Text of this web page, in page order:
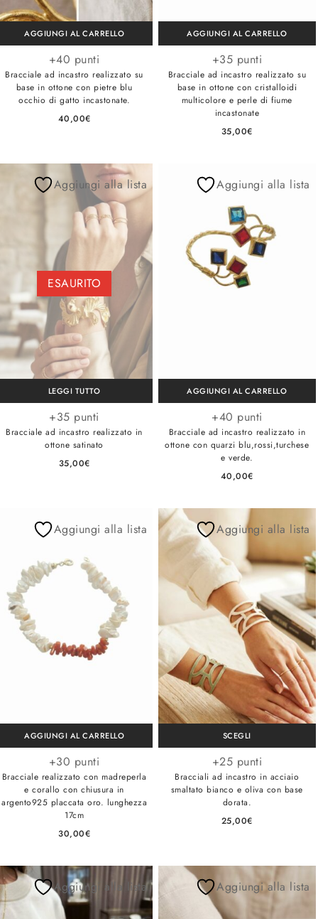
AGGIUNGI AL CARRELLO
+40 punti
Bracciale ad incastro realizzato su
base in ottone con pietre blu
occhio di gatto incastonate.
40,00€
AGGIUNGI AL CARRELLO
+35 punti
Bracciale ad incastro realizzato su
base in ottone con cristalloidi
multicolore e perle di fiume
incastonate
35,00€
ESAURITO
LEGGI TUTTO
Aggiungi alla lista
+35 punti
Bracciale ad incastro realizzato in
ottone satinato
35,00€
AGGIUNGI AL CARRELLO
Aggiungi alla lista
+40 punti
Bracciale ad incastro realizzato in
ottone con quarzi blu,rossi,turchese
e verde.
40,00€
AGGIUNGI AL CARRELLO
Aggiungi alla lista
+30 punti
Bracciale realizzato con madreperla
e corallo con chiusura in
argento925 placcata oro. lunghezza
17cm
30,00€
SCEGLI
Aggiungi alla lista
+25 punti
Bracciali ad incastro in acciaio
smaltato bianco e oliva con base
dorata.
25,00€
Aggiungi alla lista Aggiungi alla lista